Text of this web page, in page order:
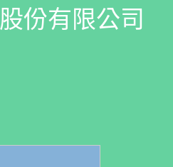
股份有限公司